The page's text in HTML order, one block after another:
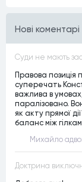
Нові коментарі
Правова позиція
суперечать
важлива в
паралізовано.
як акту прямої
баланс між
Михайло